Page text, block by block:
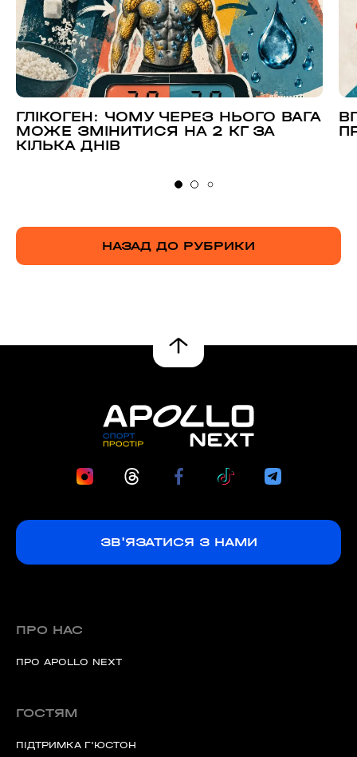
ГЛІКОГЕН: ЧОМУ ЧЕРЕЗ НЬОГО ВАГА
МОЖЕ ЗМІНИТИСЯ НА 2 КГ ЗА
КІЛЬКА ДНІВ
НАЗАД ДО РУБРИКИ
ЗВ'ЯЗАТИСЯ З НАМИ
ПРО НАС
ПРО APOLLO NEXT
ГОСТЯМ
ПІДТРИМКА Г'ЮСТОН